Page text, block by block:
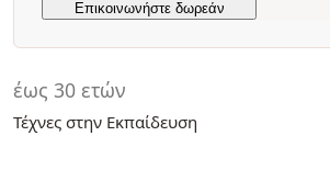
έως 30 ετών
Τέχνες στην Εκπαίδευση